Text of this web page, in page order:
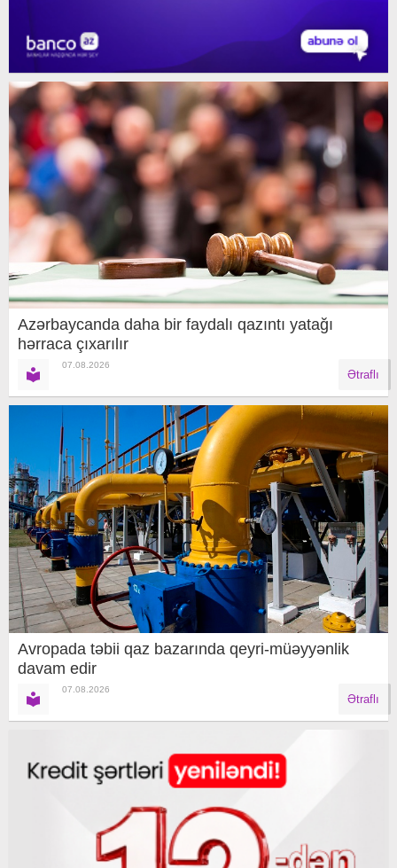
Azərbaycanda daha bir faydalı qazıntı yatağı
hərraca çıxarılır
07.08.2026
Ətraflı
Avropada təbii qaz bazarında qeyri-müəyyənlik
davam edir
07.08.2026
Ətraflı